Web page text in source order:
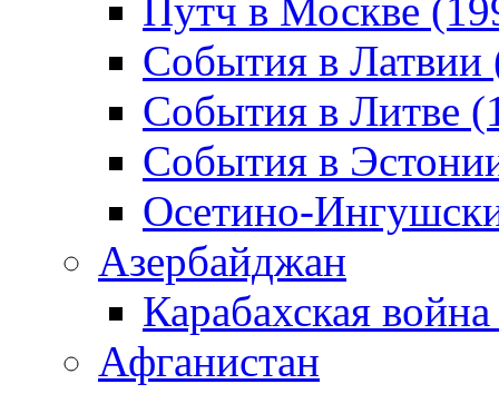
Путч в Москве
События в Латвии
События в Литве
События в
Осетино-
Азербайджан
Карабахская
Афганистан